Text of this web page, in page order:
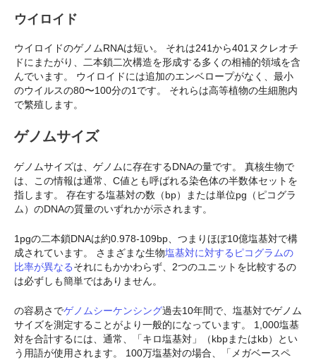
ウイロイド
ウイロイドのゲノムRNAは短い。 それは241から401ヌクレオチ
ドにまたがり、二本鎖二次構造を形成する多くの相補的領域を含
んでいます。 ウイロイドには追加のエンベロープがなく、最小
のウイルスの80〜100分の1です。 それらは高等植物の生細胞内
で繁殖します。
ゲノムサイズ
ゲノムサイズは、ゲノムに存在するDNAの量です。 真核生物で
は、この情報は通常、C値とも呼ばれる染色体の半数体セットを
指します。 存在する塩基対の数（bp）または単位pg（ピコグラ
ム）のDNAの質量のいずれかが示されます。
1pgの二本鎖DNAは約0.978-109bp、つまりほぼ10億塩基対で構
成されています。 さまざまな生物塩基対に対するピコグラムの
比率が異なるそれにもかかわらず、2つのユニットを比較するの
は必ずしも簡単ではありません。
の容易さでゲノムシーケンシング過去10年間で、塩基対でゲノム
サイズを測定することがより一般的になっています。 1,000塩基
対を合計するには、通常、「キロ塩基対」（kbpまたはkb）とい
う用語が使用されます。 100万塩基対の場合、「メガベースペ